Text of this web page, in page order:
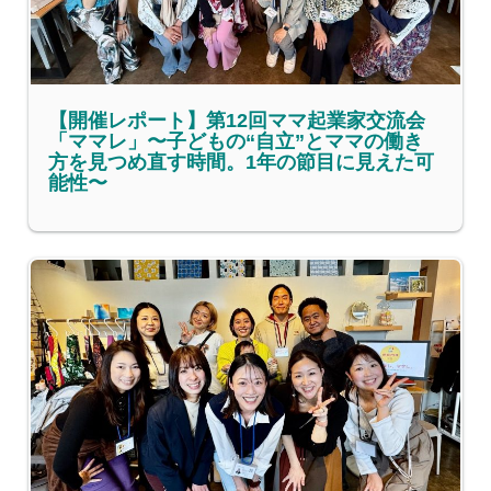
【開催レポート】第12回ママ起業家交流会
「ママレ」〜子どもの“自立”とママの働き
方を見つめ直す時間。1年の節目に見えた可
能性〜